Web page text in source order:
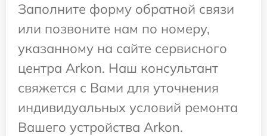
Заполните форму обратной связи
или позвоните нам по номеру,
указанному на сайте сервисного
центра Arkon. Наш консультант
свяжется с Вами для уточнения
индивидуальных условий ремонта
Вашего устройства Arkon.